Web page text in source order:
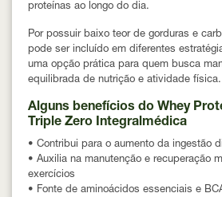
proteínas ao longo do dia.
Por possuir baixo teor de gorduras e
pode ser incluído em diferentes
uma opção prática para quem busca
equilibrada de nutrição e atividade física.
Alguns benefícios do Whey
Triple Zero Integralmédica
• Contribui para o aumento da ingestão
• Auxilia na manutenção e recuperação
exercícios
• Fonte de aminoácidos essenciais e